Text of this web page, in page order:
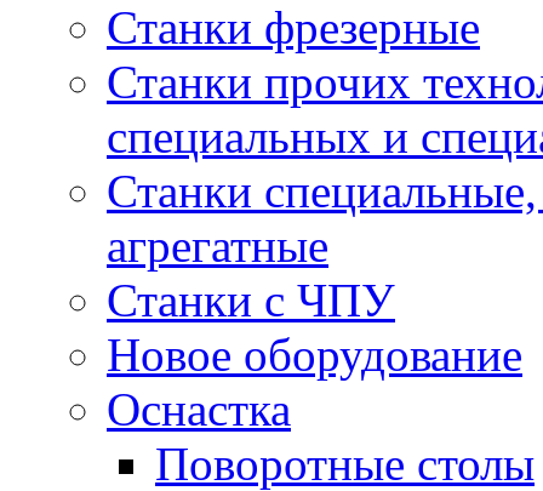
Станки фрезерные
Станки прочих
специальных и
Станки
агрегатные
Станки с ЧПУ
Новое оборудование
Оснастка
Поворотные столы